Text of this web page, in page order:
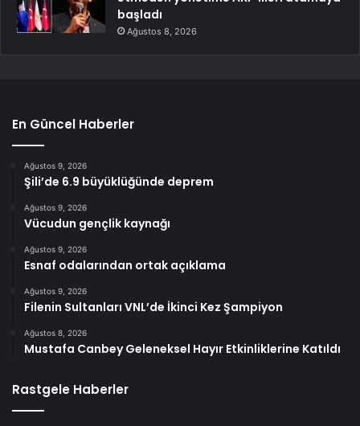
başladı
Ağustos 8, 2026
En Güncel Haberler
Ağustos 9, 2026
Şili’de 6.9 büyüklüğünde deprem
Ağustos 9, 2026
Vücudun gençlik kaynağı
Ağustos 9, 2026
Esnaf odalarından ortak açıklama
Ağustos 9, 2026
Filenin Sultanları VNL’de İkinci Kez Şampiyon
Ağustos 8, 2026
Mustafa Canbey Geleneksel Hayır Etkinliklerine Katıldı
Rastgele Haberler